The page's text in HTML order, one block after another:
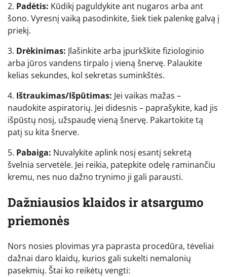
2. Padėtis: Kūdikį paguldykite ant nugaros arba ant
šono. Vyresnį vaiką pasodinkite, šiek tiek palenkę galvą į
priekį.
3. Drėkinimas: Įlašinkite arba įpurkškite fiziologinio
arba jūros vandens tirpalo į vieną šnervę. Palaukite
kelias sekundes, kol sekretas suminkštės.
4. Ištraukimas/Išpūtimas: Jei vaikas mažas –
naudokite aspiratorių. Jei didesnis – paprašykite, kad jis
išpūstų nosį, užspaudę vieną šnervę. Pakartokite tą
patį su kita šnerve.
5. Pabaiga: Nuvalykite aplink nosį esantį sekretą
švelnia servetėle. Jei reikia, patepkite odelę raminančiu
kremu, nes nuo dažno trynimo ji gali parausti.
Dažniausios klaidos ir atsargumo
priemonės
Nors nosies plovimas yra paprasta procedūra, tėveliai
dažnai daro klaidų, kurios gali sukelti nemalonių
pasekmių. Štai ko reikėtų vengti: